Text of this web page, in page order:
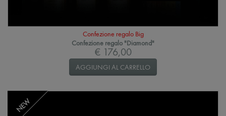
Confezione regalo Big
Confezione regalo "Diamond"
€ 176,00
AGGIUNGI AL CARRELLO
NEW